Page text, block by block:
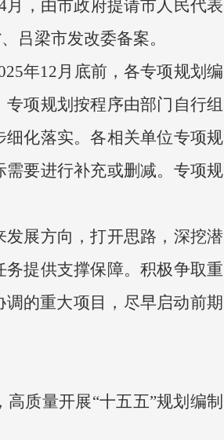
，由市政府提请市人民代表
吕梁市发改委备案。
年12月底前，各专项规划编
项规划按程序由部门自行组
化落实。各相关单位专项规
要进行补充或删减。专项规
展方向，打开思路，深挖潜
提供支撑保障。积极争取重
的重大项目，尽早启动前期
质量开展“十五五”规划编制